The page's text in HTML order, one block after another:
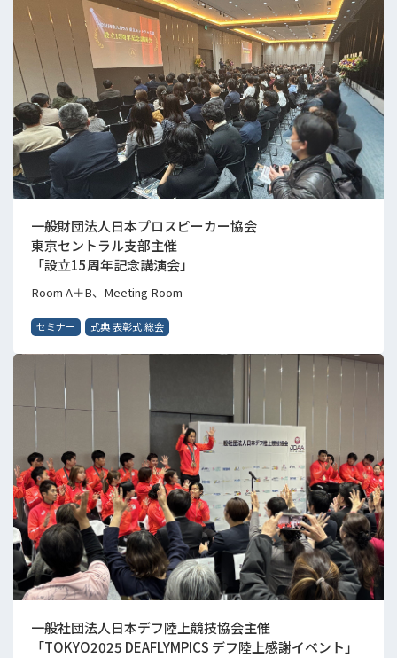
一般財団法人日本プロスピーカー協会
東京セントラル支部主催
「設立15周年記念講演会」
Room A＋B、Meeting Room
セミナー 式典 表彰式 総会
一般社団法人日本デフ陸上競技協会主催
「TOKYO2025 DEAFLYMPICS デフ陸上感謝イベント」